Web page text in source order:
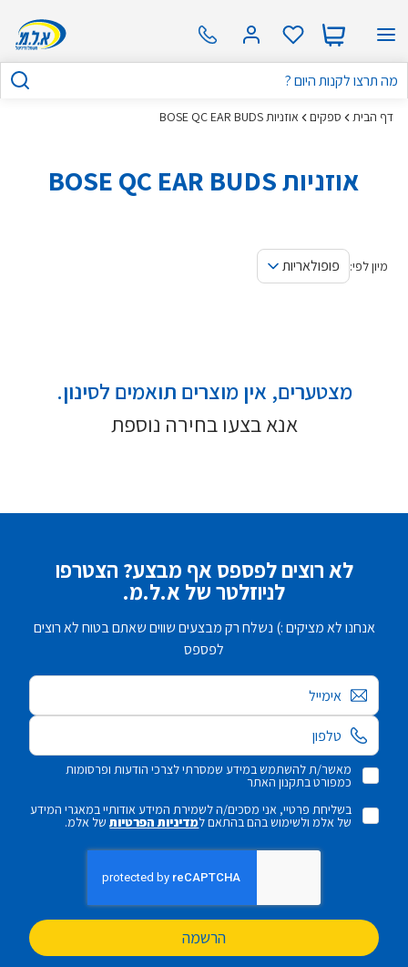
דף הבית ספקים אוזניות BOSE QC EAR BUDS
אוזניות BOSE QC EAR BUDS
מיון לפי: פופולאריות
מצטערים, אין מוצרים תואמים לסינון.
אנא בצעו בחירה נוספת
לא רוצים לפספס אף מבצע? הצטרפו
לניוזלטר של א.ל.מ.
אנחנו לא מציקים :) נשלח רק מבצעים שווים שאתם בטוח לא רוצים
לפספס
אימייל
מאשר/ת להשתמש במידע שמסרתי לצרכי הודעות ופרסומות
כמפורט בתקנון האתר
בשליחת פרטיי, אני מסכים/ה לשמירת המידע אודותיי במאגרי המידע
של אלמ ולשימוש בהם בהתאם למדיניות הפרטיותשל אלמ.
הרשמה